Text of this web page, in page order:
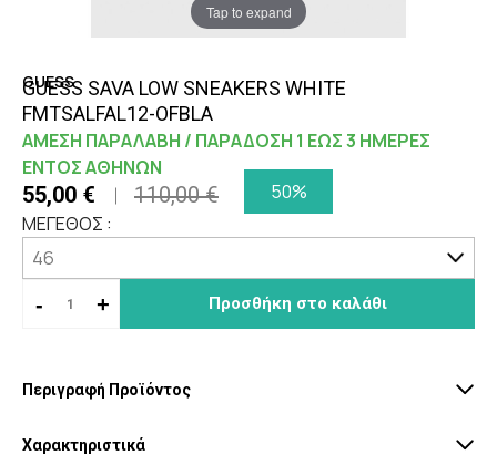
Tap to expand
GUESS
GUESS SAVA LOW SNEAKERS WHITE
FMTSALFAL12-OFBLA
ΑΜΕΣΗ ΠΑΡΑΛΑΒΗ / ΠΑΡΑΔΟΣΗ 1 ΕΩΣ 3 ΗΜΕΡΕΣ
ΕΝΤΟΣ ΑΘΗΝΩΝ
55,00 € 110,00 €
50%
ΜΕΓΕΘΟΣ :
- + Προσθήκη στο καλάθι
Περιγραφή Προϊόντος
Χαρακτηριστικά